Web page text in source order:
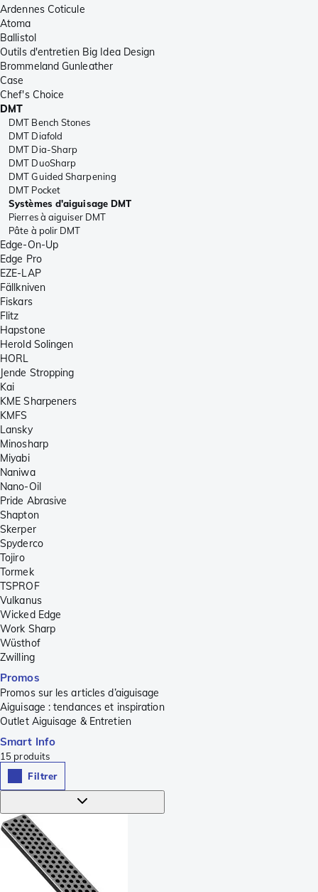
Ardennes Coticule
Atoma
Ballistol
Outils d'entretien Big Idea Design
Brommeland Gunleather
Case
Chef's Choice
DMT
DMT Bench Stones
DMT Diafold
DMT Dia-Sharp
DMT DuoSharp
DMT Guided Sharpening
DMT Pocket
Systèmes d'aiguisage DMT
Pierres à aiguiser DMT
Pâte à polir DMT
Edge-On-Up
Edge Pro
EZE-LAP
Fällkniven
Fiskars
Flitz
Hapstone
Herold Solingen
HORL
Jende Stropping
Kai
KME Sharpeners
KMFS
Lansky
Minosharp
Miyabi
Naniwa
Nano-Oil
Pride Abrasive
Shapton
Skerper
Spyderco
Tojiro
Tormek
TSPROF
Vulkanus
Wicked Edge
Work Sharp
Wüsthof
Zwilling
Promos
Promos sur les articles d’aiguisage
Aiguisage : tendances et inspiration
Outlet Aiguisage & Entretien
Smart Info
15 produits
Filtrer